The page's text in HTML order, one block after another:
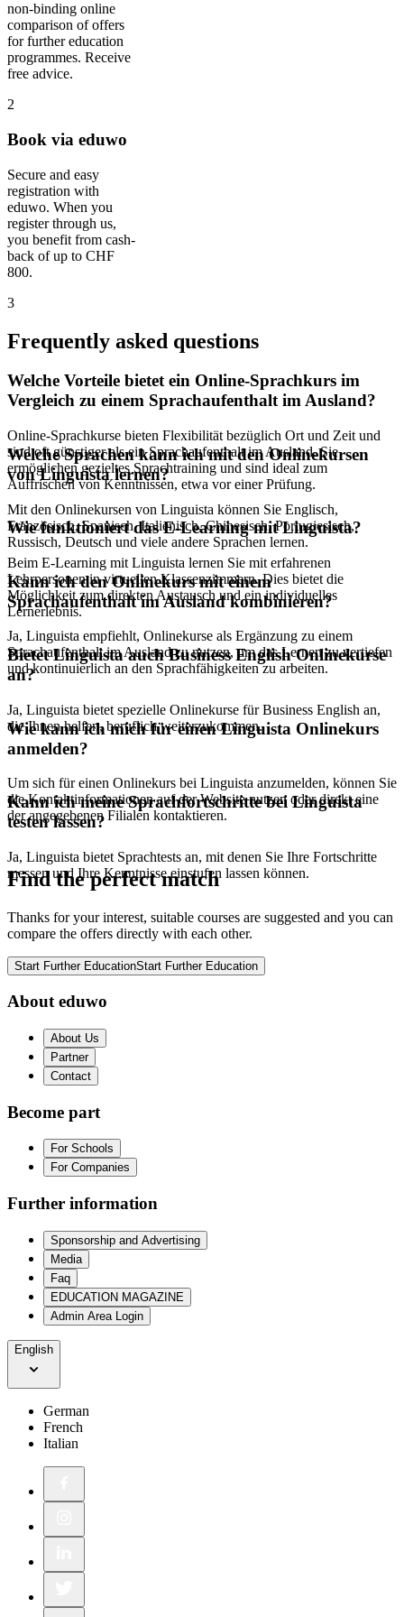
non-binding online
comparison of offers
for further education
programmes. Receive
free advice.
2
Book via eduwo
Secure and easy
registration with
eduwo. When you
register through us,
you benefit from cash-
back of up to CHF
800.
3
Frequently asked questions
Welche Vorteile bietet ein Online-Sprachkurs im
Vergleich zu einem Sprachaufenthalt im Ausland?
Online-Sprachkurse bieten Flexibilität bezüglich Ort und Zeit und
sind oft günstiger als ein Sprachaufenthalt im Ausland. Sie
ermöglichen gezieltes Sprachtraining und sind ideal zum
Auffrischen von Kenntnissen, etwa vor einer Prüfung.
Welche Sprachen kann ich mit den Onlinekursen
von Linguista lernen?
Mit den Onlinekursen von Linguista können Sie Englisch,
Französisch, Spanisch, Italienisch, Chinesisch, Portugiesisch,
Russisch, Deutsch und viele andere Sprachen lernen.
Wie funktioniert das E-Learning mit Linguista?
Beim E-Learning mit Linguista lernen Sie mit erfahrenen
Lehrpersonen in virtuellen Klassenzimmern. Dies bietet die
Möglichkeit zum direkten Austausch und ein individuelles
Lernerlebnis.
Kann ich den Onlinekurs mit einem
Sprachaufenthalt im Ausland kombinieren?
Ja, Linguista empfiehlt, Onlinekurse als Ergänzung zu einem
Sprachaufenthalt im Ausland zu nutzen, um das Lernen zu vertiefen
und kontinuierlich an den Sprachfähigkeiten zu arbeiten.
Bietet Linguista auch Business English Onlinekurse
an?
Ja, Linguista bietet spezielle Onlinekurse für Business English an,
die Ihnen helfen, beruflich weiterzukommen.
Wie kann ich mich für einen Linguista Onlinekurs
anmelden?
Um sich für einen Onlinekurs bei Linguista anzumelden, können Sie
die Kontaktinformationen auf der Website nutzen oder direkt eine
der angegebenen Filialen kontaktieren.
Kann ich meine Sprachfortschritte bei Linguista
testen lassen?
Ja, Linguista bietet Sprachtests an, mit denen Sie Ihre Fortschritte
messen und Ihre Kenntnisse einstufen lassen können.
Find the perfect match
Thanks for your interest, suitable courses are suggested and you can
compare the offers directly with each other.
Start Further EducationStart Further Education
About eduwo
About Us
Partner
Contact
Become part
For Schools
For Companies
Further information
Sponsorship and Advertising
Media
Faq
EDUCATION MAGAZINE
Admin Area Login
English
German
French
Italian